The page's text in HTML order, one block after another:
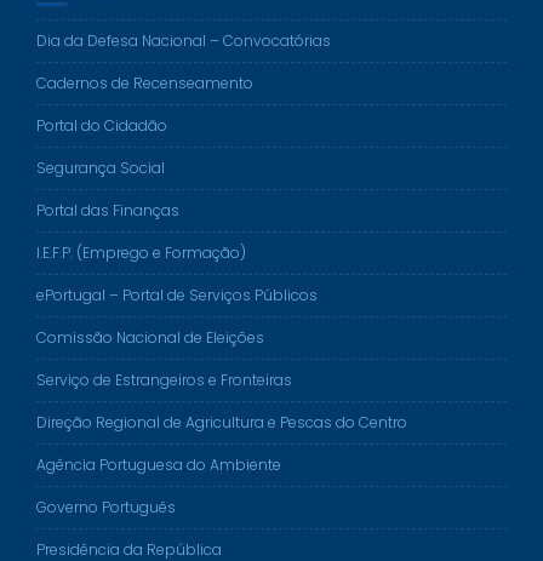
Dia da Defesa Nacional – Convocatórias
Cadernos de Recenseamento
Portal do Cidadão
Segurança Social
Portal das Finanças
I.E.F.P. (Emprego e Formação)
ePortugal – Portal de Serviços Públicos
Comissão Nacional de Eleições
Serviço de Estrangeiros e Fronteiras
Direção Regional de Agricultura e Pescas do Centro
Agência Portuguesa do Ambiente
Governo Português
Presidência da República